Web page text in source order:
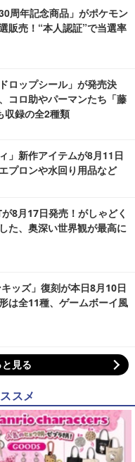
周年記念商品」がポケモン
販売！“本人認証”で当選率
ロップシール」が発売決
コロ助やパーマンたち「藤
収録の全2種類
」新作アイテムが8月11日
プロンや水回り用品など
8月17日発売！がしゃどく
た、奥深い世界観が最高に
ッズ」復刻が本日8月10日
は全11種、ゲームボーイ風
見る
スメ